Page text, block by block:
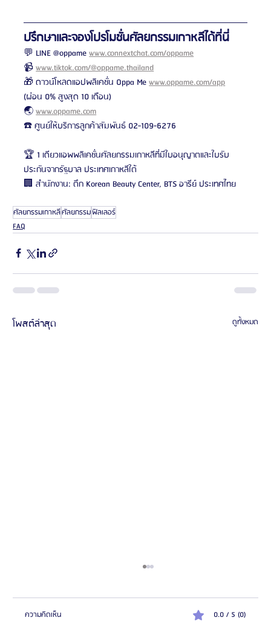
ปรึกษาและจองโปรโมชั่นศัลยกรรมเกาหลีได้ที่นี่
💬 LINE @oppame www.connextchat.com/oppame
📹 www.tiktok.com/@oppame.thailand
🎁 ดาวน์โหลดแอปพลิเคชั่น Oppa Me www.oppame.com/app
(ผ่อน 0% สูงสุด 10 เดือน)
🌏 www.oppame.com
☎️ ศูนย์ให้บริการลูกค้าสัมพันธ์ 02-109-6276
🏆 1 เดียวแอพพลิเคชั่นศัลยกรรมเกาหลีที่มีใบอนุญาตและใบรับ
ประกันจากรัฐบาล ประเทศเกาหลีใต้
🏢 สำนักงาน: ตึก Korean Beauty Center, BTS อารีย์ ประเทศไทย
ศัลยกรรมเกาหลีศัลยกรรมฟิลเลอร์
FAQ
โพสต์ล่าสุด ดูทั้งหมด
ความคิดเห็น 0.0 / 5 (0)